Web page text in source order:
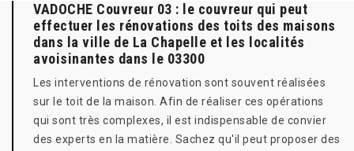
VADOCHE Couvreur 03 : le couvreur qui peut
effectuer les rénovations des toits des maisons
dans la ville de La Chapelle et les localités
avoisinantes dans le 03300
Les interventions de rénovation sont souvent réalisées
sur le toit de la maison. Afin de réaliser ces opérations
qui sont très complexes, il est indispensable de convier
des experts en la matière. Sachez qu'il peut proposer des